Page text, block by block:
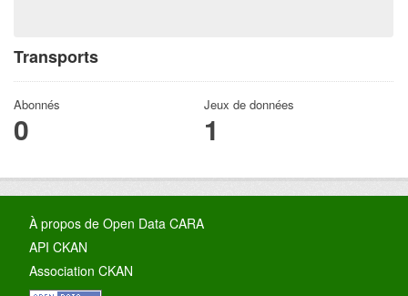
Transports
Abonnés
0
Jeux de données
1
À propos de Open Data CARA
API CKAN
Association CKAN